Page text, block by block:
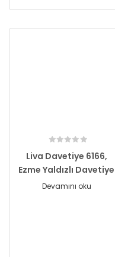
Liva Davetiye 6166,
Ezme Yaldızlı Davetiye
Devamını oku